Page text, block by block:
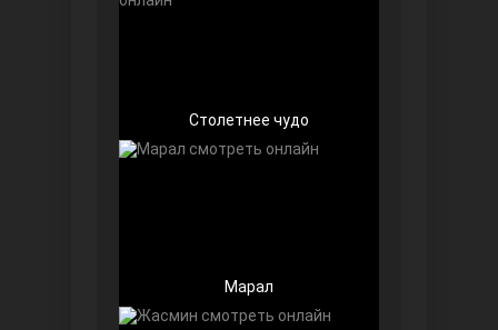
Столетнее чудо
Марал